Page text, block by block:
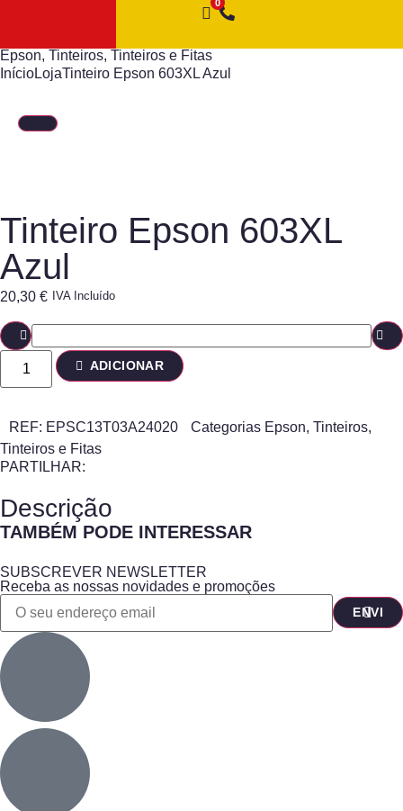
Epson, Tinteiros, Tinteiros e Fitas
InícioLojaTinteiro Epson 603XL Azul
Tinteiro Epson 603XL
Azul
20,30 € IVA Incluído
ADICIONAR
REF: EPSC13T03A24020 Categorias Epson, Tinteiros,
Tinteiros e Fitas
PARTILHAR:
Descrição
TAMBÉM PODE INTERESSAR
SUBSCREVER NEWSLETTER
Receba as nossas novidades e promoções